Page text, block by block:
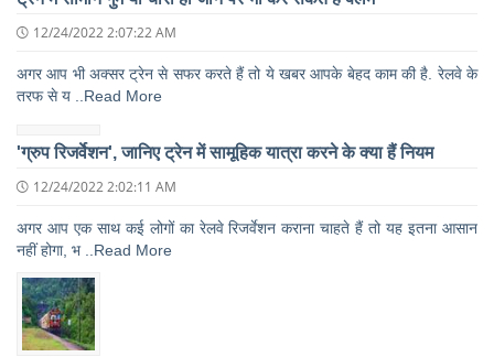
12/24/2022 2:07:22 AM
अगर आप भी अक्सर ट्रेन से सफर करते हैं तो ये खबर आपके बेहद काम की है. रेलवे के
तरफ से य ..Read More
'ग्रुप रिजर्वेशन', जानिए ट्रेन में सामूहिक यात्रा करने के क्‍या हैं नियम
12/24/2022 2:02:11 AM
अगर आप एक साथ कई लोगों का रेलवे रिजर्वेशन कराना चाहते हैं तो यह इतना आसान
नहीं होगा, भ ..Read More